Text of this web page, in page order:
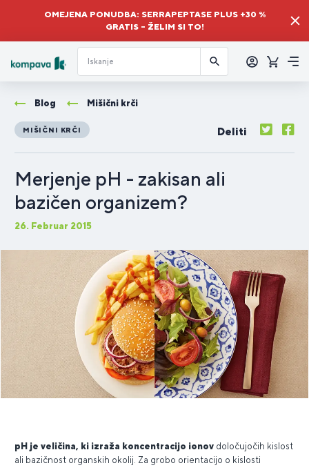
OMEJENA PONUDBA: SERRAPEPTASE PLUS +30 %
GRATIS – ŽELIM SI TO!
Blog Mišični krči
MIŠIČNI KRČI Deliti
Merjenje pH - zakisan ali
bazičen organizem?
26. Februar 2015
pH je veličina, ki izraža koncentracijo ionov določujočih kislost
ali bazičnost organskih okolij. Za grobo orientacijo o kislosti